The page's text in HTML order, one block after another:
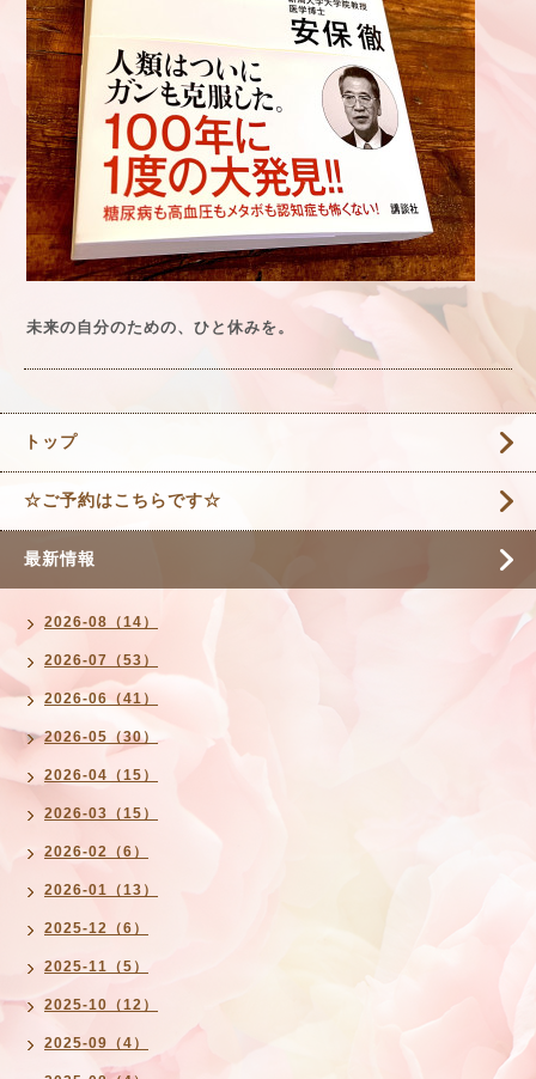
未来の自分のための、ひと休みを。
トップ
☆ご予約はこちらです☆
最新情報
2026-08（14）
2026-07（53）
2026-06（41）
2026-05（30）
2026-04（15）
2026-03（15）
2026-02（6）
2026-01（13）
2025-12（6）
2025-11（5）
2025-10（12）
2025-09（4）